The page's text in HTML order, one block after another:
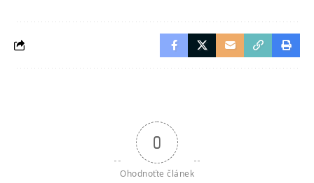
0
Ohodnoťte článek